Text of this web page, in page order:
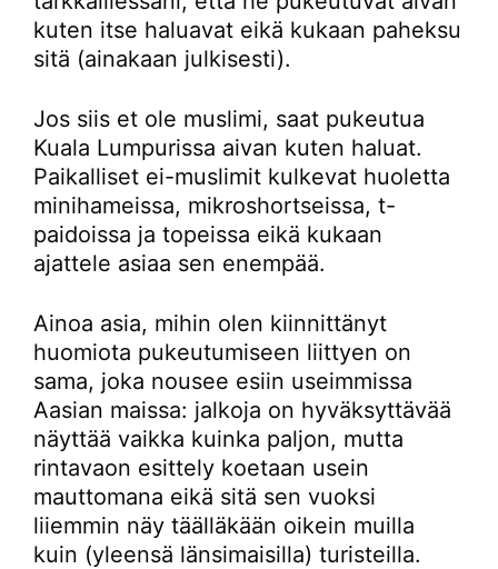
kuten itse haluavat eikä kukaan paheksu
sitä (ainakaan julkisesti).
Jos siis et ole muslimi, saat pukeutua
Kuala Lumpurissa aivan kuten haluat.
Paikalliset ei-muslimit kulkevat huoletta
minihameissa, mikroshortseissa, t-
paidoissa ja topeissa eikä kukaan
ajattele asiaa sen enempää.
Ainoa asia, mihin olen kiinnittänyt
huomiota pukeutumiseen liittyen on
sama, joka nousee esiin useimmissa
Aasian maissa: jalkoja on hyväksyttävää
näyttää vaikka kuinka paljon, mutta
rintavaon esittely koetaan usein
mauttomana eikä sitä sen vuoksi
liiemmin näy täälläkään oikein muilla
kuin (yleensä länsimaisilla) turisteilla.